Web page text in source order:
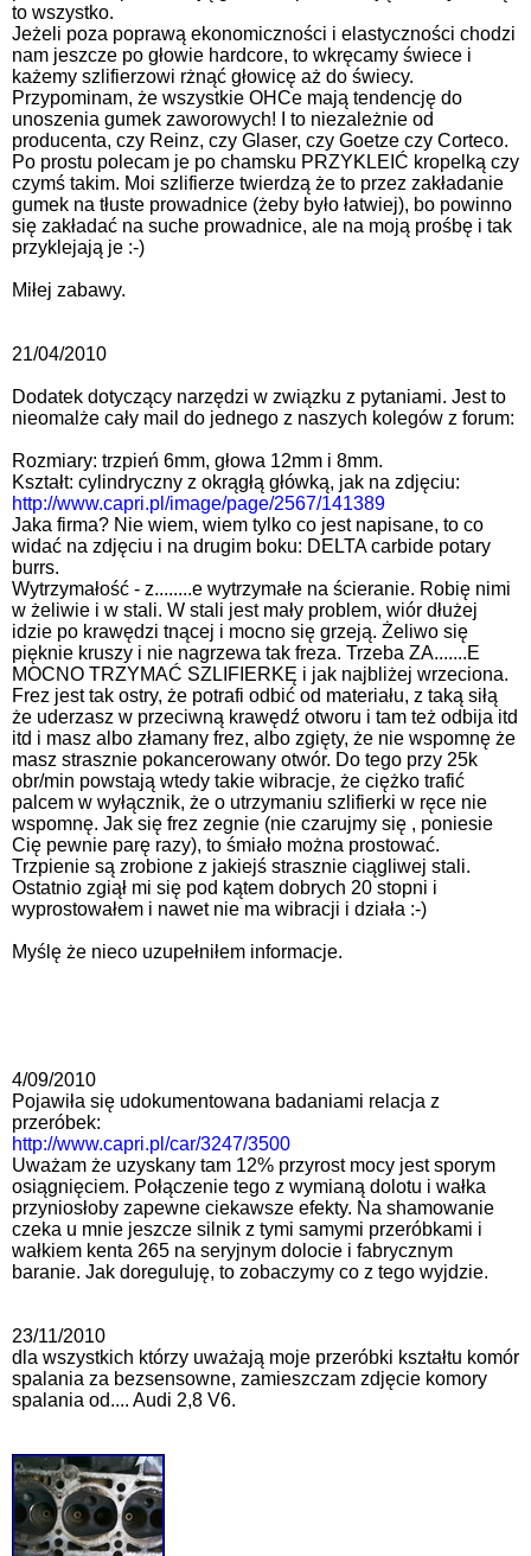
to wszystko.
Jeżeli poza poprawą ekonomiczności i elastyczności chodzi
nam jeszcze po głowie hardcore, to wkręcamy świece i
każemy szlifierzowi rżnąć głowicę aż do świecy.
Przypominam, że wszystkie OHCe mają tendencję do
unoszenia gumek zaworowych! I to niezależnie od
producenta, czy Reinz, czy Glaser, czy Goetze czy Corteco.
Po prostu polecam je po chamsku PRZYKLEIĆ kropelką czy
czymś takim. Moi szlifierze twierdzą że to przez zakładanie
gumek na tłuste prowadnice (żeby było łatwiej), bo powinno
się zakładać na suche prowadnice, ale na moją prośbę i tak
przyklejają je :-)
Miłej zabawy.
21/04/2010
Dodatek dotyczący narzędzi w związku z pytaniami. Jest to
nieomalże cały mail do jednego z naszych kolegów z forum:
Rozmiary: trzpień 6mm, głowa 12mm i 8mm.
Kształt: cylindryczny z okrągłą główką, jak na zdjęciu:
http://www.capri.pl/image/page/2567/141389
Jaka firma? Nie wiem, wiem tylko co jest napisane, to co
widać na zdjęciu i na drugim boku: DELTA carbide potary
burrs.
Wytrzymałość - z........e wytrzymałe na ścieranie. Robię nimi
w żeliwie i w stali. W stali jest mały problem, wiór dłużej
idzie po krawędzi tnącej i mocno się grzeją. Żeliwo się
pięknie kruszy i nie nagrzewa tak freza. Trzeba ZA.......E
MOCNO TRZYMAĆ SZLIFIERKĘ i jak najbliżej wrzeciona.
Frez jest tak ostry, że potrafi odbić od materiału, z taką siłą
że uderzasz w przeciwną krawędź otworu i tam też odbija itd
itd i masz albo złamany frez, albo zgięty, że nie wspomnę że
masz strasznie pokancerowany otwór. Do tego przy 25k
obr/min powstają wtedy takie wibracje, że ciężko trafić
palcem w wyłącznik, że o utrzymaniu szlifierki w ręce nie
wspomnę. Jak się frez zegnie (nie czarujmy się , poniesie
Cię pewnie parę razy), to śmiało można prostować.
Trzpienie są zrobione z jakiejś strasznie ciągliwej stali.
Ostatnio zgiął mi się pod kątem dobrych 20 stopni i
wyprostowałem i nawet nie ma wibracji i działa :-)
Myślę że nieco uzupełniłem informacje.
4/09/2010
Pojawiła się udokumentowana badaniami relacja z
przeróbek:
http://www.capri.pl/car/3247/3500
Uważam że uzyskany tam 12% przyrost mocy jest sporym
osiągnięciem. Połączenie tego z wymianą dolotu i wałka
przyniosłoby zapewne ciekawsze efekty. Na shamowanie
czeka u mnie jeszcze silnik z tymi samymi przeróbkami i
wałkiem kenta 265 na seryjnym dolocie i fabrycznym
baranie. Jak doreguluję, to zobaczymy co z tego wyjdzie.
23/11/2010
dla wszystkich którzy uważają moje przeróbki kształtu komór
spalania za bezsensowne, zamieszczam zdjęcie komory
spalania od.... Audi 2,8 V6.